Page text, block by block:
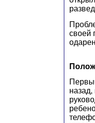
своей
назад,